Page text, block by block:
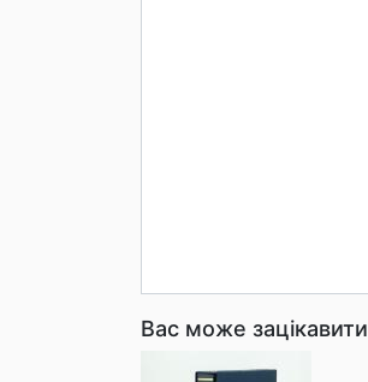
Вас може зацікавити